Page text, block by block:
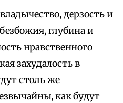
дерзость и
глубина и
нравственного
захудалость в
столь же
как будут